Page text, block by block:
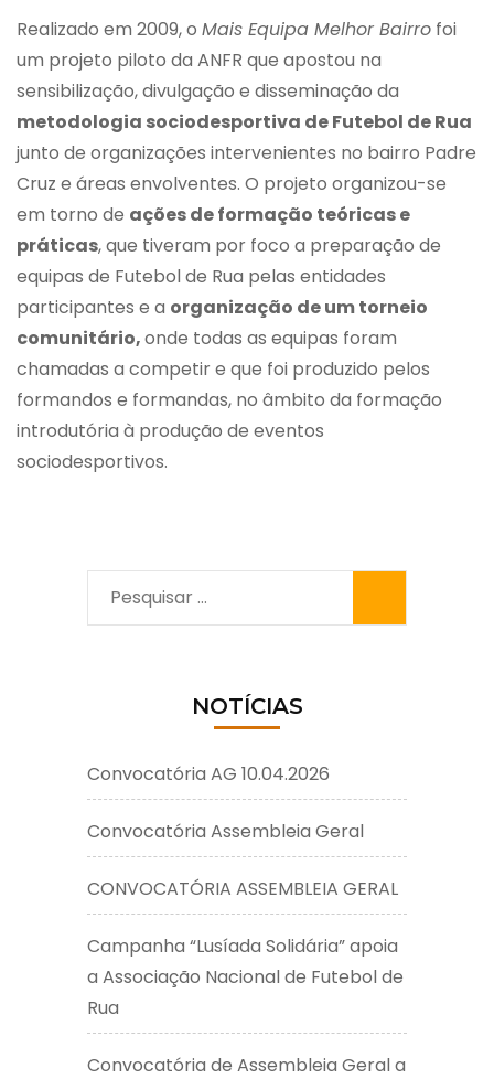
Realizado em 2009, o Mais Equipa Melhor Bairro foi
um projeto piloto da ANFR que apostou na
sensibilização, divulgação e disseminação da
metodologia sociodesportiva de Futebol de Rua
junto de organizações intervenientes no bairro Padre
Cruz e áreas envolventes. O projeto organizou-se
em torno de ações de formação teóricas e
práticas, que tiveram por foco a preparação de
equipas de Futebol de Rua pelas entidades
participantes e a organização de um torneio
comunitário,onde todas as equipas foram
chamadas a competir e que foi produzido pelos
formandos e formandas, no âmbito da formação
introdutória à produção de eventos
sociodesportivos.
Pesquisar
por:
NOTÍCIAS
Convocatória AG 10.04.2026
Convocatória Assembleia Geral
CONVOCATÓRIA ASSEMBLEIA GERAL
Campanha “Lusíada Solidária” apoia
a Associação Nacional de Futebol de
Rua
Convocatória de Assembleia Geral a